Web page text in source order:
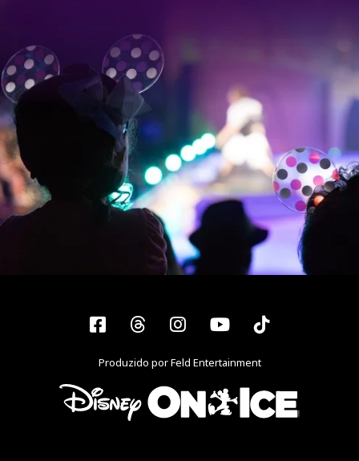
Facebook
ThreadsInstagram
YouTubeTiktok
Produzido por Feld Entertainment